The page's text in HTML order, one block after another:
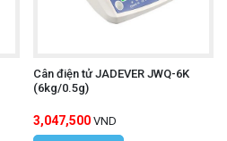
Cân điện tử JADEVER JWQ-6K
(6kg/0.5g)
3,047,500 VND